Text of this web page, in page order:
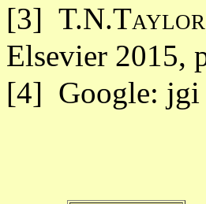
[3]
Elsevier 2015,
[4] Google: jgi